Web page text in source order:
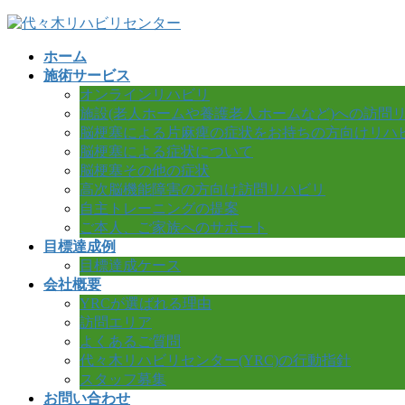
コ
ナ
ホーム
施術サービス
オンラインリハビリ
施設(老人ホームや養護老人ホームなど)への訪問
脳梗塞による片麻痺の症状をお持ちの方向けリハ
脳梗塞による症状について
脳梗塞その他の症状
高次脳機能障害の方向け訪問リハビリ
自主トレーニングの提案
ご本人、ご家族へのサポート
目標達成例
目標達成ケース
会社概要
YRCが選ばれる理由
訪問エリア
よくあるご質問
代々木リハビリセンター(YRC)の行動指針
スタッフ募集
お問い合わせ